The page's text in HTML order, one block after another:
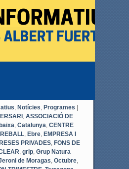
Notícies Programes |
, ASSOCIACIÓ DE
Catalunya CENTRE
, Ebre, EMPRESA I
PRIVADES, FONS DE
grip, Grup Natura
de Moragas Octubre,